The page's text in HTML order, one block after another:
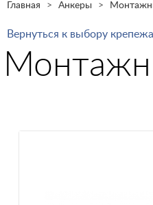
Главная Анкеры
Вернуться к выбору крепежа